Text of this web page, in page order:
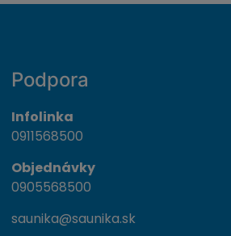
Podpora
Infolinka
0911568500
Objednávky
0905568500
saunika@saunika.sk